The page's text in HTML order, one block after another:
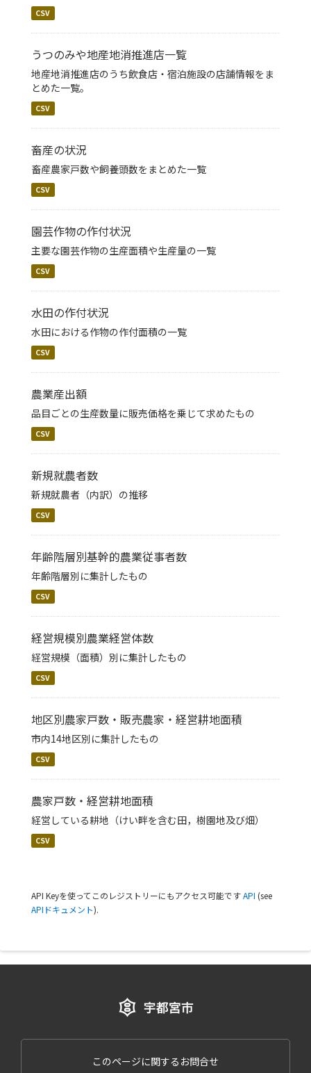
CSV
うつのみや地産地消推進店一覧
地産地消推進店のうち飲食店・宿泊施設の店舗情報をま
とめた一覧。
CSV
畜産の状況
畜産農家戸数や飼養頭数をまとめた一覧
CSV
園芸作物の作付状況
主要な園芸作物の生産面積や生産量の一覧
CSV
水田の作付状況
水田における作物の作付面積の一覧
CSV
農業産出額
品目ごとの生産数量に販売価格を乗じて求めたもの
CSV
新規就農者数
新規就農者（内訳）の推移
CSV
年齢階層別基幹的農業従事者数
年齢階層別に集計したもの
CSV
経営規模別農業経営体数
経営規模（面積）別に集計したもの
CSV
地区別農家戸数・販売農家・経営耕地面積
市内14地区別に集計したもの
CSV
農家戸数・経営耕地面積
経営している耕地（けい畔を含む田，樹園地及び畑）
CSV
API Keyを使ってこのレジストリーにもアクセス可能ですAPI (see
APIドキュメント).
このページに関するお問合せ